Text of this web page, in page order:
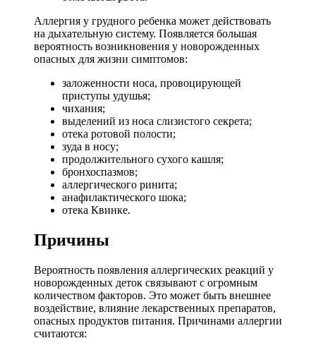
Аллергия у грудного ребенка может действовать
на дыхательную систему. Появляется большая
вероятность возникновения у новорожденных
опасных для жизни симптомов:
заложенности носа, провоцирующей
приступы удушья;
чихания;
выделений из носа слизистого секрета;
отека ротовой полости;
зуда в носу;
продолжительного сухого кашля;
бронхоспазмов;
аллергического ринита;
анафилактического шока;
отека Квинке.
Причины
Вероятность появления аллергических реакций у
новорожденных деток связывают с огромным
количеством факторов. Это может быть внешнее
воздействие, влияние лекарственных препаратов,
опасных продуктов питания. Причинами аллергии
считаются: